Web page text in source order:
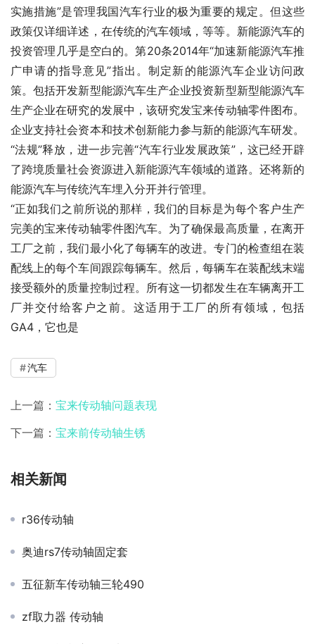
实施措施”是管理我国汽车行业的极为重要的规定。但这些
政策仅详细详述，在传统的汽车领域，等等。新能源汽车的
投资管理几乎是空白的。第20条2014年“加速新能源汽车推
广申请的指导意见”指出。制定新的能源汽车企业访问政
策。包括开发新型能源汽车生产企业投资新型新型能源汽车
生产企业在研究的发展中，该研究发宝来传动轴零件图布。
企业支持社会资本和技术创新能力参与新的能源汽车研发。
“法规”释放，进一步完善“汽车行业发展政策”，这已经开辟
了跨境质量社会资源进入新能源汽车领域的道路。还将新的
能源汽车与传统汽车埋入分开并行管理。
“正如我们之前所说的那样，我们的目标是为每个客户生产
完美的宝来传动轴零件图汽车。为了确保最高质量，在离开
工厂之前，我们最小化了每辆车的改进。专门的检查组在装
配线上的每个车间跟踪每辆车。然后，每辆车在装配线末端
接受额外的质量控制过程。所有这一切都发生在车辆离开工
厂并交付给客户之前。这适用于工厂的所有领域，包括
GA4，它也是
汽车
上一篇： 宝来传动轴问题表现
下一篇： 宝来前传动轴生锈
相关新闻
r36传动轴
奥迪rs7传动轴固定套
五征新车传动轴三轮490
zf取力器 传动轴